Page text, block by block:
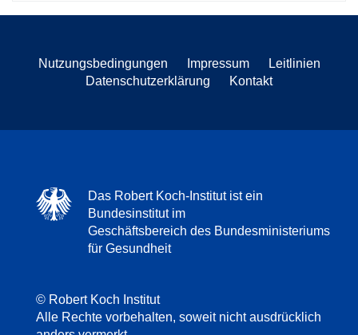
Nutzungsbedingungen Impressum
Leitlinien
Datenschutzerklärung
Kontakt
Das Robert Koch-Institut ist ein
Bundesinstitut im
Geschäftsbereich des Bundesministeriums
für Gesundheit
© Robert Koch Institut
Alle Rechte vorbehalten, soweit nicht ausdrücklich